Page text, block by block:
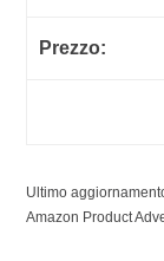
Ultimo
Amazon Product